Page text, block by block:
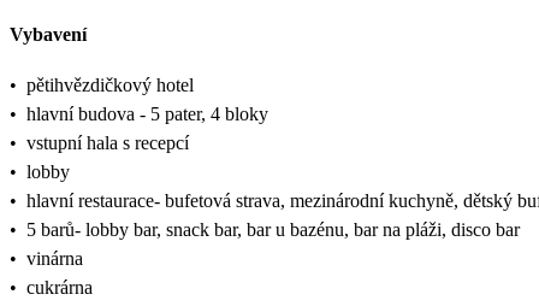
Vybavení
• pětihvězdičkový hotel
• hlavní budova - 5 pater, 4 bloky
• vstupní hala s recepcí
• lobby
• hlavní restaurace- bufetová strava, mezinárodní kuchyně, dětský
• 5 barů- lobby bar, snack bar, bar u bazénu, bar na pláži, disco bar
• vinárna
• cukrárna